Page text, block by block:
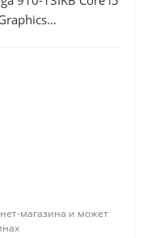
магазина и может